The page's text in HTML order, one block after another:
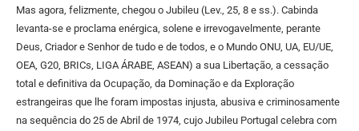
Mas agora, felizmente, chegou o Jubileu (Lev., 25, 8 e ss.). Cabinda
levanta-se e proclama enérgica, solene e irrevogavelmente, perante
Deus, Criador e Senhor de tudo e de todos, e o Mundo ONU, UA, EU/UE,
OEA, G20, BRICs, LIGA ÁRABE, ASEAN) a sua Libertação, a cessação
total e definitiva da Ocupação, da Dominação e da Exploração
estrangeiras que lhe foram impostas injusta, abusiva e criminosamente
na sequência do 25 de Abril de 1974, cujo Jubileu Portugal celebra com